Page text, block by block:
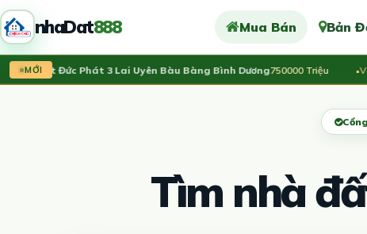
nhaDat888 Mua Bán Bản
MỚI
đất Đức Phát 3 Lai Uyên Bàu Bàng Bình Dương750000 Triệu Vừa
Tìm nhà